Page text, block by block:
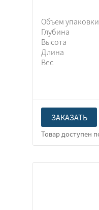
Объем упаковки
Глубина
Высота
Длина
Вес
ЗАКАЗАТЬ